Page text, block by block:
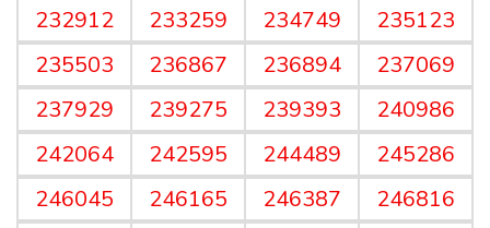
232912
233259 234749
235123
235503
236867 236894
237069
237929
239275 239393
240986
242064
242595 244489
245286
246045
246165 246387
246816